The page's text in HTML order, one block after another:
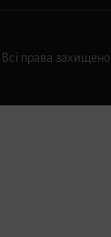
. Всі права захищено